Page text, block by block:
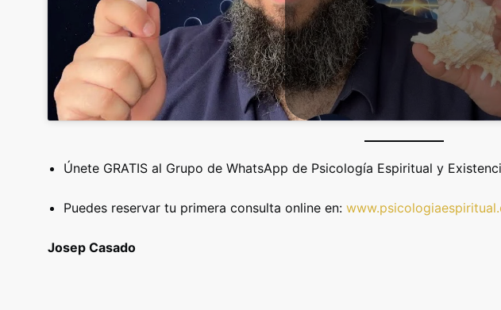
Únete GRATIS al Grupo de WhatsApp de Psicología Espiritual y
Puedes reservar tu primera consulta online en:
Josep Casado